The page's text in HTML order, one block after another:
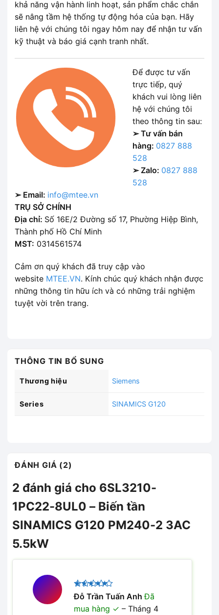
khả năng vận hành linh hoạt, sản phẩm chắc chắn
sẽ nâng tầm hệ thống tự động hóa của bạn. Hãy
liên hệ với chúng tôi ngay hôm nay để nhận tư vấn
kỹ thuật và báo giá cạnh tranh nhất.
Để được tư vấn
trực tiếp, quý
khách vui lòng liên
hệ với chúng tôi
theo thông tin sau:
➢ Tư vấn bán
hàng: 0827 888
528
➢ Zalo: 0827 888
528
➢ Email: info@mtee.vn
TRỤ SỞ CHÍNH
Địa chỉ: Số 16E/2 Đường số 17, Phường Hiệp Bình,
Thành phố Hồ Chí Minh
MST: 0314561574
Cảm ơn quý khách đã truy cập vào
website MTEE.VN. Kính chúc quý khách nhận được
những thông tin hữu ích và có những trải nghiệm
tuyệt vời trên trang.
THÔNG TIN BỔ SUNG
Thương hiệu Siemens
Series SINAMICS G120
ĐÁNH GIÁ (2)
2 đánh giá cho 6SL3210-
1PC22-8UL0 – Biến tần
SINAMICS G120 PM240-2 3AC
5.5kW
Được xếp
hạng 5
sao
Đỗ Trần Tuấn AnhĐã
mua hàng
– Tháng 4